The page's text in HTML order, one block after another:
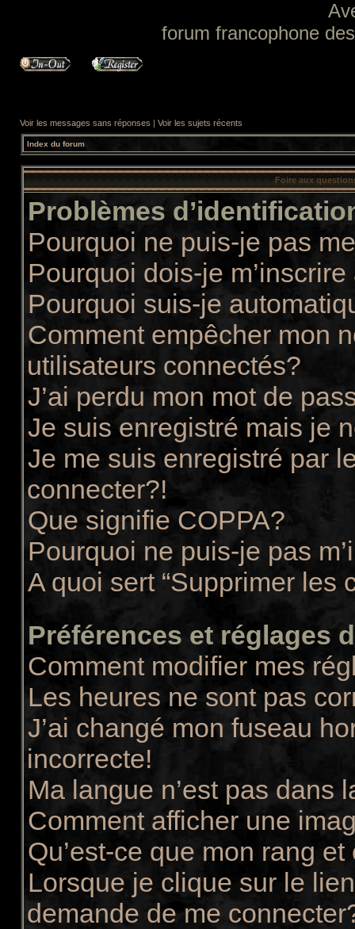
forum francophone
Voir les messages sans réponses | Voir les sujets récents
Index du forum
Foire aux
Problèmes
Pourquoi ne puis-je pas
Pourquoi dois-je
Pourquoi suis-je
Comment empêcher mon
utilisateurs connectés?
J’ai perdu mon mot de
Je suis enregistré mais je
Je me suis enregistré par
connecter?!
Que signifie COPPA?
Pourquoi ne puis-je pas
A quoi sert “Supprimer les
Préférences et réglages
Comment modifier mes
Les heures ne sont pas
J’ai changé mon fuseau
incorrecte!
Ma langue n’est pas dans
Comment afficher une
Qu’est-ce que mon rang
Lorsque je clique sur le
demande de me